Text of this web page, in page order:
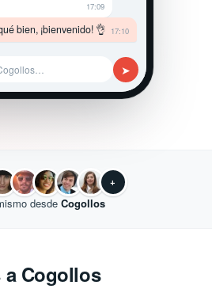
17:09
bien, ¡bienvenido! 👌 17:10
➤
+
desde Cogollos
a Cogollos